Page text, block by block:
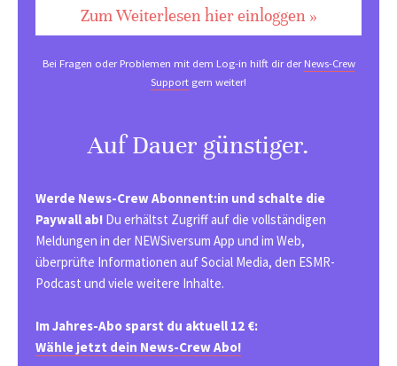
Zum Weiterlesen hier einloggen »
Bei Fragen oder Problemen mit dem Log-in hilft dir derNews-Crew
Support gern weiter!
Auf Dauer günstiger.
Werde News-Crew Abonnent:in und schalte die
Paywall ab! Du erhältst Zugriff auf die vollständigen
Meldungen in der NEWSiversum App und im Web,
überprüfte Informationen auf Social Media, den ESMR-
Podcast und viele weitere Inhalte.
Im Jahres-Abo sparst du aktuell 12 €:
Wähle jetzt dein News-Crew Abo!